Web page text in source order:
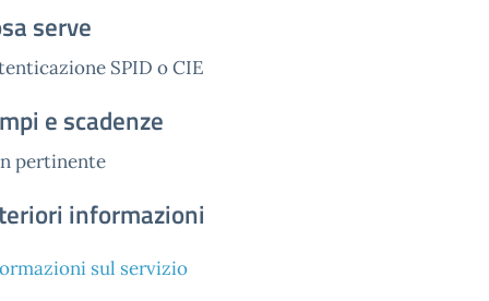
serve
SPID o CIE
e scadenze
pertinente
informazioni
sul servizio